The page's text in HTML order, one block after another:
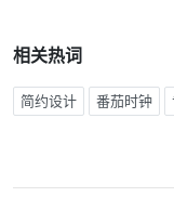
相关热词
简约设计 番茄时钟